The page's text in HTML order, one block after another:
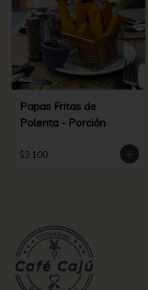
Papas Fritas de
Polenta - Porción
$3.100